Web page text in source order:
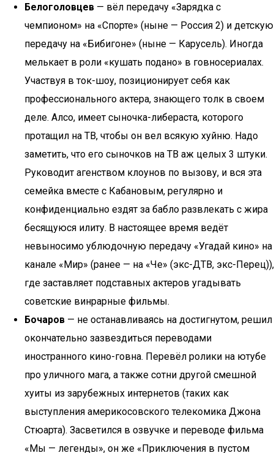
Белоголовцев — вёл передачу «Зарядка с
чемпионом» на «Спорте» (ныне — Россия 2) и детскую
передачу на «Бибигоне» (ныне — Карусель). Иногда
мелькает в роли «кушать подано» в говносериалах.
Участвуя в ток-шоу, позиционирует себя как
профессионального актера, знающего толк в своем
деле. Алсо, имеет сыночка-либераста, которого
протащил на ТВ, чтобы он вел всякую хуйню. Надо
заметить, что его сыночков на ТВ аж целых 3 штуки.
Руководит агенством клоунов по вызову, и вся эта
семейка вместе с Кабановым, регулярно и
конфиденциально ездят за бабло развлекать с жира
бесящуюся илиту. В настоящее время ведёт
невыносимо ублюдочную передачу «Угадай кино» на
канале «Мир» (ранее — на «Че» (экс-ДТВ, экс-Перец)),
где заставляет подставных актеров угадывать
советские винрарные фильмы.
Бочаров — не останавливаясь на достигнутом, решил
окончательно зазвездиться переводами
иностранного кино-говна. Перевёл ролики на ютубе
про уличного мага, а также сотни другой смешной
хуиты из зарубежных интернетов (таких как
выступления америкосовского телекомика Джона
Стюарта). Засветился в озвучке и переводе фильма
«Мы — легенды», он же «Приключения в пустом